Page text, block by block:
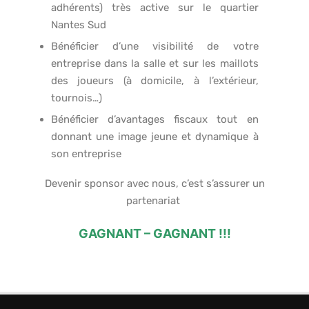
adhérents) très active sur le quartier
Nantes Sud
Bénéficier d’une visibilité de votre
entreprise dans la salle et sur les maillots
des joueurs (à domicile, à l’extérieur,
tournois…)
Bénéficier d’avantages fiscaux tout en
donnant une image jeune et dynamique à
son entreprise
Devenir sponsor avec nous, c’est s’assurer un
partenariat
GAGNANT – GAGNANT !!!